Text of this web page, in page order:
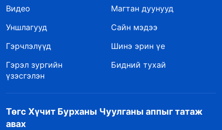
Видео
Магтан дуунууд
Уншлагууд
Сайн мэдээ
Гэрчлэлүүд
Шинэ эрин үе
Гэрэл зургийн
үзэсгэлэн
Бидний тухай
Төгс Хүчит Бурханы Чуулганы аппыг татаж
авах